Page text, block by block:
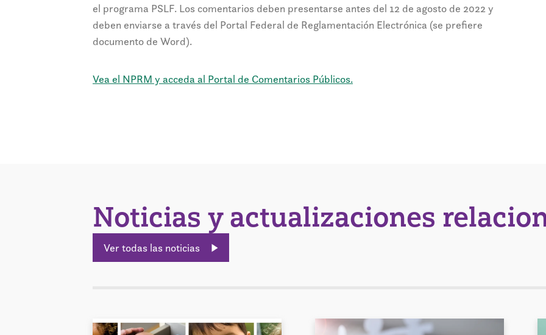
el programa PSLF. Los comentarios deben presentarse antes del 12 de agosto de 2022 y
deben enviarse a través del Portal Federal de Reglamentación Electrónica (se prefiere
documento de Word).
Vea el NPRM y acceda al Portal de Comentarios Públicos.
Noticias y actualizaciones
Ver todas las noticias